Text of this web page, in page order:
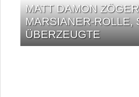
MATT DAMON
MARSIANER-ROLLE,
ÜBERZEUGTE